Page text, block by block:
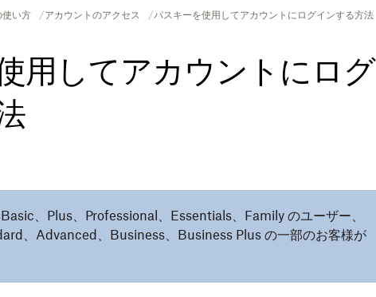
い方 アカウントのアクセス パスキーを使用してアカウントにログインする方法
用してアカウントにログ
、Plus、Professional、Essentials、Family のユーザー、
、Advanced、Business、Business Plus の一部のお客様が